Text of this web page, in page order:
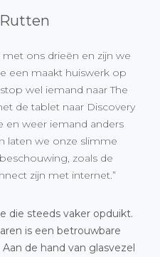
met ons drieën en zijn we
een maakt huiswerk op
wel iemand naar The
de tablet naar Discovery
en weer iemand anders
laten we onze slimme
zoals de
zijn met internet.”
die steeds vaker opduikt.
is een betrouwbare
de hand van glasvezel